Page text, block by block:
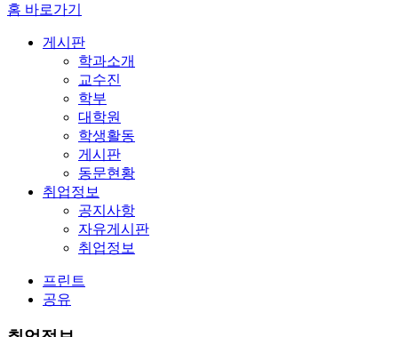
홈 바로가기
게시판
학과소개
교수진
학부
대학원
학생활동
게시판
동문현황
취업정보
공지사항
자유게시판
취업정보
프린트
공유